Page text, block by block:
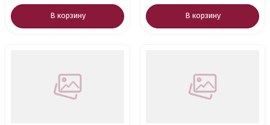
В корзину В корзину